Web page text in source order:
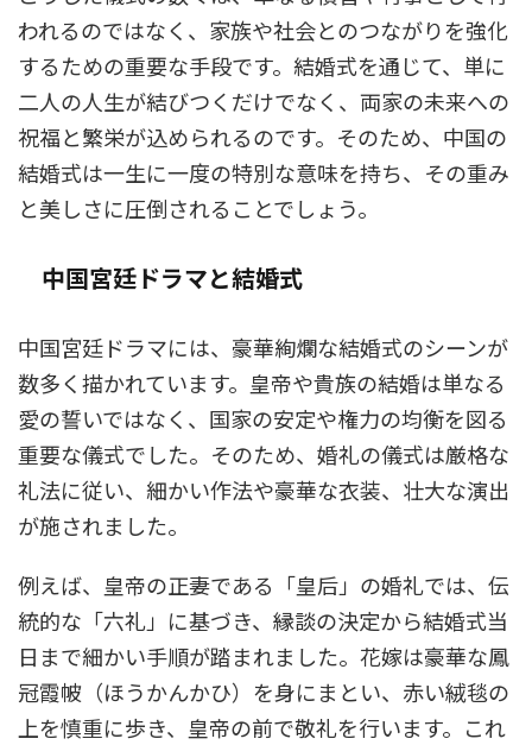
われるのではなく、家族や社会とのつながりを強化
するための重要な手段です。結婚式を通じて、単に
二人の人生が結びつくだけでなく、両家の未来への
祝福と繁栄が込められるのです。そのため、中国の
結婚式は一生に一度の特別な意味を持ち、その重み
と美しさに圧倒されることでしょう。
中国宮廷ドラマと結婚式
中国宮廷ドラマには、豪華絢爛な結婚式のシーンが
数多く描かれています。皇帝や貴族の結婚は単なる
愛の誓いではなく、国家の安定や権力の均衡を図る
重要な儀式でした。そのため、婚礼の儀式は厳格な
礼法に従い、細かい作法や豪華な衣装、壮大な演出
が施されました。
例えば、皇帝の正妻である「皇后」の婚礼では、伝
統的な「六礼」に基づき、縁談の決定から結婚式当
日まで細かい手順が踏まれました。花嫁は豪華な鳳
冠霞帔（ほうかんかひ）を身にまとい、赤い絨毯の
上を慎重に歩き、皇帝の前で敬礼を行います。これ